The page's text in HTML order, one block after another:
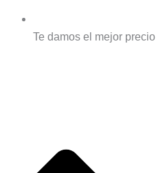
Te damos el mejor precio